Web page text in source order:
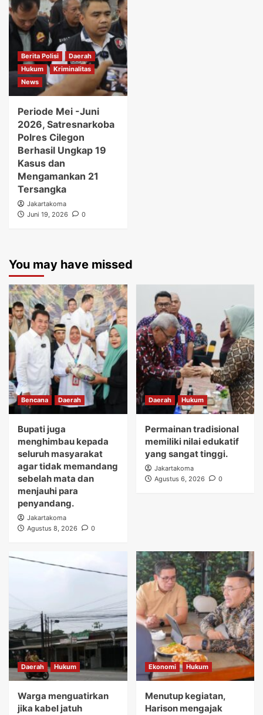
Berita Polisi
Daerah
Hukum
Kriminalitas
News
Periode Mei -Juni
2026, Satresnarkoba
Polres Cilegon
Berhasil Ungkap 19
Kasus dan
Mengamankan 21
Tersangka
Jakartakoma
Juni 19, 2026
0
You may have missed
Bencana Daerah
Bupati juga
menghimbau kepada
seluruh masyarakat
agar tidak memandang
sebelah mata dan
menjauhi para
penyandang.
Jakartakoma
Agustus 8, 2026
0
Daerah Hukum
Permainan tradisional
memiliki nilai edukatif
yang sangat tinggi.
Jakartakoma
Agustus 6, 2026
0
Daerah Hukum
Warga menguatirkan
jika kabel jatuh
Ekonomi Hukum
Menutup kegiatan,
Harison mengajak